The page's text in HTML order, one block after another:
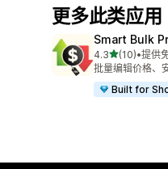
更多此类应用
Smart Bulk
4.3星（满分 5
(10)
总共 10 条评论
•提供
批量编辑价格、
Built for